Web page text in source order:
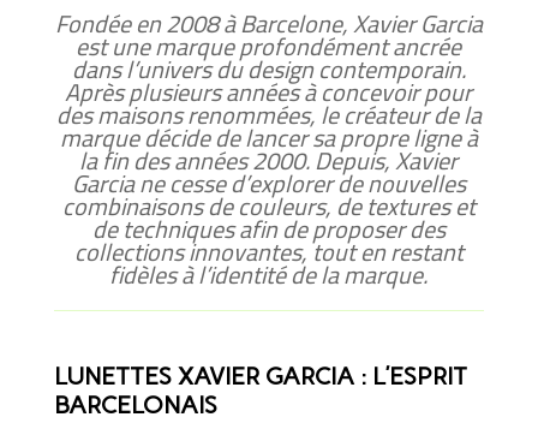
Fondée en 2008 à Barcelone, Xavier Garcia
est une marque profondément ancrée
dans l’univers du design contemporain.
Après plusieurs années à concevoir pour
des maisons renommées, le créateur de la
marque décide de lancer sa propre ligne à
la fin des années 2000. Depuis, Xavier
Garcia ne cesse d’explorer de nouvelles
combinaisons de couleurs, de textures et
de techniques afin de proposer des
collections innovantes, tout en restant
fidèles à l’identité de la marque.
LUNETTES XAVIER GARCIA : L’ESPRIT
BARCELONAIS